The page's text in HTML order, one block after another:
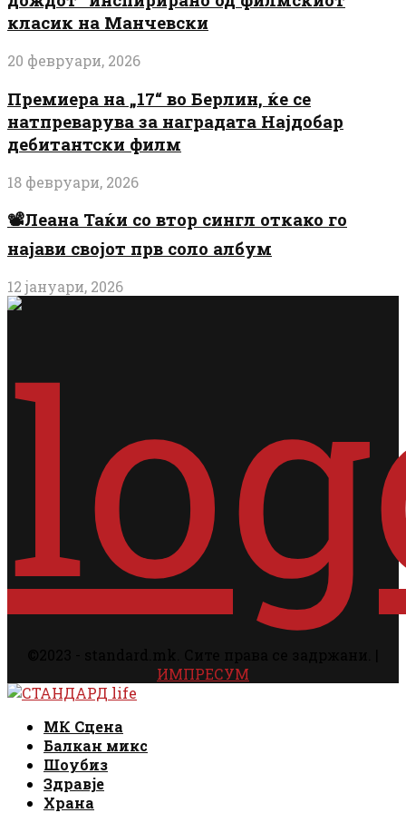
класик на Манчевски
20 февруари, 2026
Премиера на „17“ во Берлин, ќе се
натпреварува за наградата Најдобар
дебитантски филм
18 февруари, 2026
📽️Леана Таќи со втор сингл откако го
најави својот прв соло албум
12 јануари, 2026
ИМПРЕСУМ
Facebook
Instagram
Email
Rss
МК Сцена
Балкан микс
Шоубиз
Здравје
Храна